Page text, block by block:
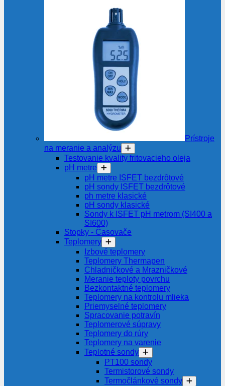
Prístroje
na meranie a analýzu
Testovanie kvality fritovacieho oleja
pH metre
pH metre ISFET bezdrôtové
pH sondy ISFET bezdrôtové
ph metre klasické
pH sondy klasické
Sondy k ISFET pH metrom (SI400 a
SI600)
Stopky - Časovače
Teplomery
Izbové teplomery
Teplomery Thermapen
Chladničkové a Mrazničkové
Meranie teploty povrchu
Bezkontaktné teplomery
Teplomery na kontrolu mlieka
Priemyselné teplomery
Spracovanie potravín
Teplomerové súpravy
Teplomery do rúry
Teplomery na varenie
Teplotné sondy
PT100 sondy
Termistorové sondy
Termočlánkové sondy